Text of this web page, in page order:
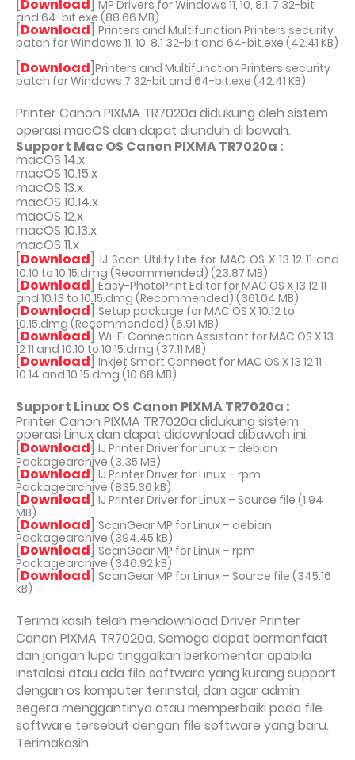
[Download] MP Drivers for Windows 11, 10, 8.1, 7 32-bit
and 64-bit.exe (88.66 MB)
[Download] Printers and Multifunction Printers security
patch for Windows 11, 10, 8.1 32-bit and 64-bit.exe (42.41 KB)
[Download] Printers and Multifunction Printers security
patch for Windows 7 32-bit and 64-bit.exe (42.41 KB)
Printer Canon PIXMA TR7020a didukung oleh sistem
operasi macOS dan dapat diunduh di bawah.
Support Mac OS Canon PIXMA TR7020a :
macOS 14.x
macOS 10.15.x
macOS 13.x
macOS 10.14.x
macOS 12.x
macOS 10.13.x
macOS 11.x
[Download] IJ Scan Utility Lite for MAC OS X 13 12 11 and
10.10 to 10.15.dmg (Recommended) (23.87 MB)
[Download] Easy-PhotoPrint Editor for MAC OS X 13 12 11
and 10.13 to 10.15.dmg (Recommended) (361.04 MB)
[Download] Setup package for MAC OS X 10.12 to
10.15.dmg (Recommended) (6.91 MB)
[Download] Wi-Fi Connection Assistant for MAC OS X 13
12 11 and 10.10 to 10.15.dmg (37.11 MB)
[Download] Inkjet Smart Connect for MAC OS X 13 12 11
10.14 and 10.15.dmg (10.68 MB)
Support Linux OS Canon PIXMA TR7020a :
Printer Canon PIXMA TR7020a didukung sistem
operasi Linux dan dapat didownload dibawah ini.
[Download] IJ Printer Driver for Linux – debian
Packagearchive (3.35 MB)
[Download] IJ Printer Driver for Linux – rpm
Packagearchive (835.36 kB)
[Download] IJ Printer Driver for Linux – Source file (1.94
MB)
[Download] ScanGear MP for Linux – debian
Packagearchive (394.45 kB)
[Download] ScanGear MP for Linux – rpm
Packagearchive (346.92 kB)
[Download] ScanGear MP for Linux – Source file (345.16
kB)
Terima kasih telah mendownload Driver Printer
Canon PIXMA TR7020a. Semoga dapat bermanfaat
dan jangan lupa tinggalkan berkomentar apabila
instalasi atau ada file software yang kurang support
dengan os komputer terinstal, dan agar admin
segera menggantinya atau memperbaiki pada file
software tersebut dengan file software yang baru.
Terimakasih.